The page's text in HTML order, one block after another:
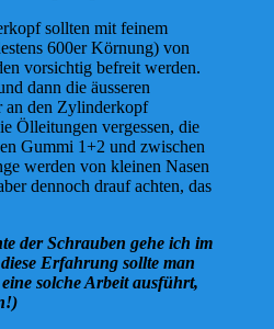
sollten mit feinem
600er Körnung) von
vorsichtig befreit werden.
dann die äusseren
an den Zylinderkopf
Ölleitungen vergessen, die
Gummi 1+2 und zwischen
werden von kleinen Nasen
dennoch drauf achten, das
der Schrauben gehe ich im
Erfahrung sollte man
solche Arbeit ausführt,